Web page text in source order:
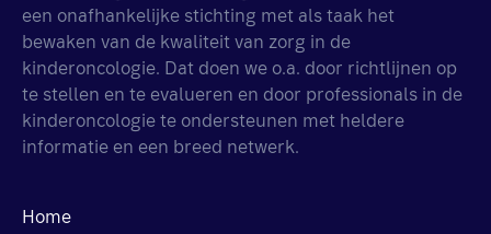
een onafhankelijke stichting met als taak het
bewaken van de kwaliteit van zorg in de
kinderoncologie. Dat doen we o.a. door richtlijnen op
te stellen en te evalueren en door professionals in de
kinderoncologie te ondersteunen met heldere
informatie en een breed netwerk.
Home